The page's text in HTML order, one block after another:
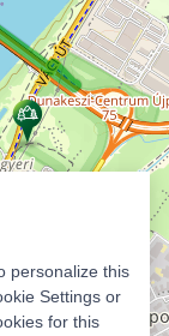
personalize this
Settings or
for this